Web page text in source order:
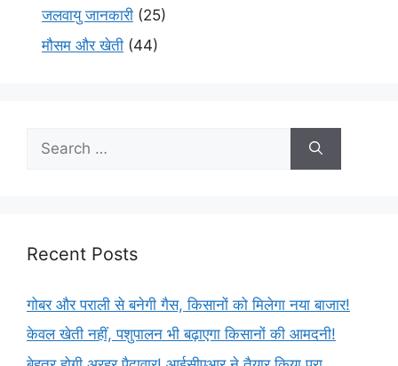
जलवायु जानकारी (25)
मौसम और खेती (44)
Recent Posts
गोबर और पराली से बनेगी गैस, किसानों को मिलेगा नया बाजार!
केवल खेती नहीं, पशुपालन भी बढ़ाएगा किसानों की आमदनी!